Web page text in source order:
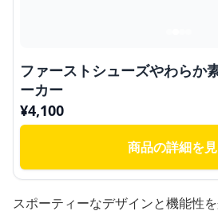
ファーストシューズやわらか
ーカー
¥4,100
商品の詳細を
スポーティーなデザインと機能性